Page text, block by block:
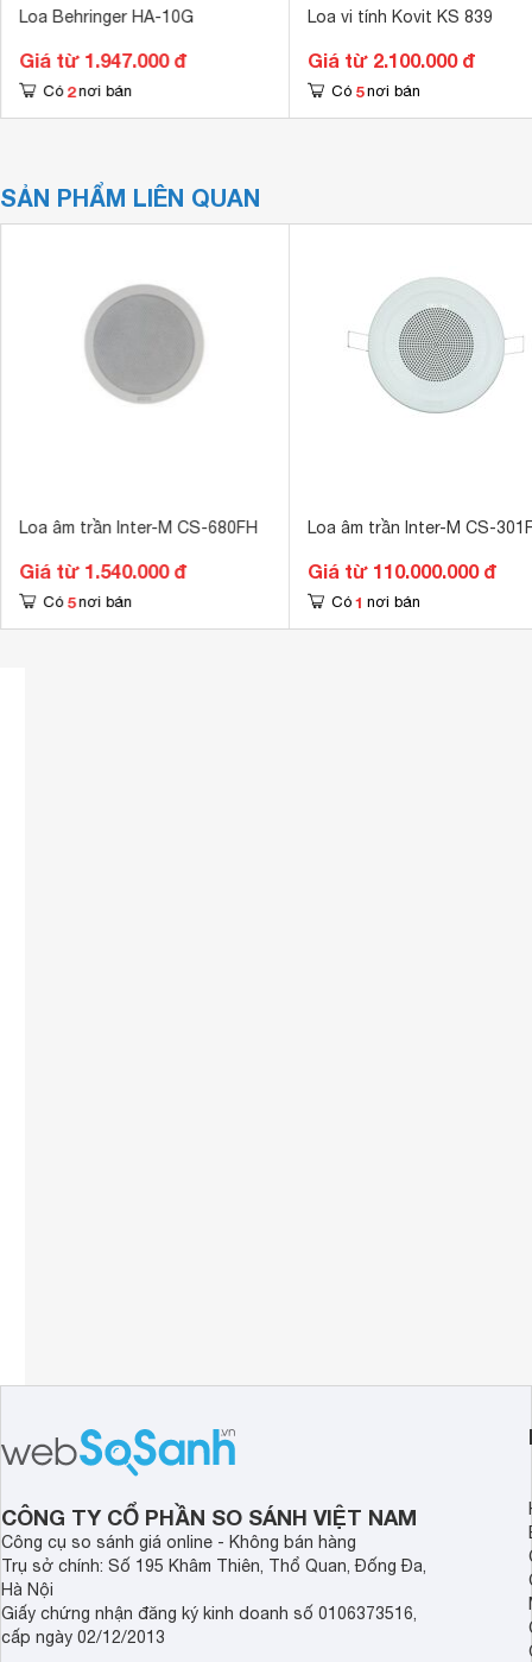
Loa Behringer HA-10G
Giá từ 1.947.000 đ
Có 2 nơi bán
Loa vi tính Kovit KS 839
Giá từ 2.100.000 đ
Có 5 nơi bán
SẢN PHẨM LIÊN QUAN
Loa âm trần Inter-M CS-680FH
Giá từ 1.540.000 đ
Có 5 nơi bán
Loa âm trần Inter-M CS-
Giá từ 110.000.000 đ
Có 1 nơi bán
CÔNG TY CỔ PHẦN SO SÁNH VIỆT NAM
Công cụ so sánh giá online - Không bán hàng
Trụ sở chính: Số 195 Khâm Thiên, Thổ Quan, Đống Đa,
Hà Nội
Giấy chứng nhận đăng ký kinh doanh số 0106373516,
cấp ngày 02/12/2013